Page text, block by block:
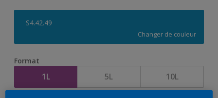
S4.42.49
Changer de couleur
Format
1L 5L 10L